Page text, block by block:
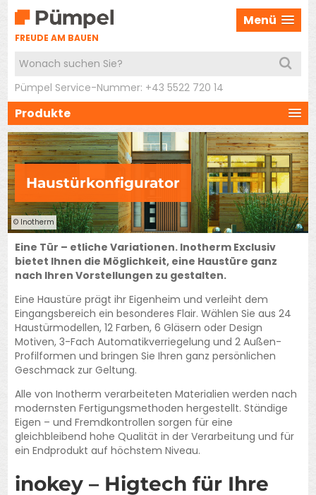
Menü
FREUDE AM BAUEN
Pümpel Service-Nummer: +43 5522 720 14
Produkte
Haustürkonfigurator
© Inotherm
Eine Tür – etliche Variationen. Inotherm Exclusiv
bietet Ihnen die Möglichkeit, eine Haustüre ganz
nach Ihren Vorstellungen zu gestalten.
Eine Haustüre prägt ihr Eigenheim und verleiht dem
Eingangsbereich ein besonderes Flair. Wählen Sie aus 24
Haustürmodellen, 12 Farben, 6 Gläsern oder Design
Motiven, 3-Fach Automatikverriegelung und 2 Außen-
Profilformen und bringen Sie Ihren ganz persönlichen
Geschmack zur Geltung.
Alle von Inotherm verarbeiteten Materialien werden nach
modernsten Fertigungsmethoden hergestellt. Ständige
Eigen – und Fremdkontrollen sorgen für eine
gleichbleibend hohe Qualität in der Verarbeitung und für
ein Endprodukt auf höchstem Niveau.
inokey – Higtech für Ihre